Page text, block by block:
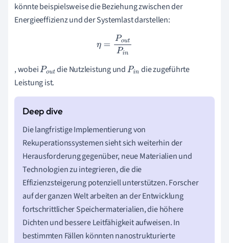
könnte beispielsweise die Beziehung zwischen der
Energieeffizienz und der Systemlast darstellen:
η =PoutPin
, wobeiPou
t
die Nutzleistung undPin die zugeführte
Leistung ist.
Die langfristige Implementierung von
Rekuperationssystemen sieht sich weiterhin der
Herausforderung gegenüber, neue Materialien und
Technologien zu integrieren, die die
Effizienzsteigerung potenziell unterstützen. Forscher
auf der ganzen Welt arbeiten an der Entwicklung
fortschrittlicher Speichermaterialien, die höhere
Dichten und bessere Leitfähigkeit aufweisen. In
bestimmten Fällen könnten nanostrukturierte